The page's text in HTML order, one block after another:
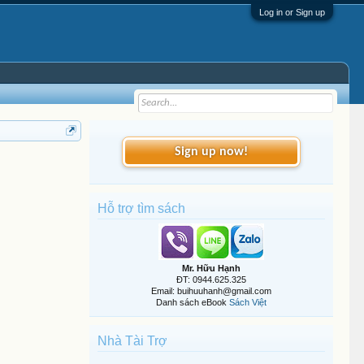
Log in or Sign up
Sign up now!
Hỗ trợ tìm sách
Mr. Hữu Hạnh
ĐT: 0944.625.325
Email: buihuuhanh@gmail.com
Danh sách eBook Sách Việt
Nhà Tài Trợ